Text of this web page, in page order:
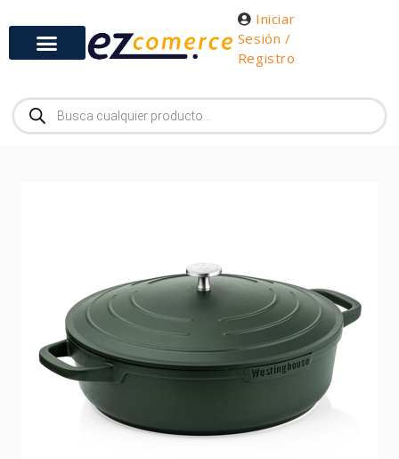
Iniciar
Sesión /
Registro